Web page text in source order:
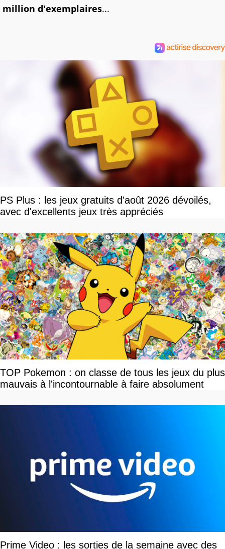
million d'exemplaires...
PS Plus : les jeux gratuits d'août 2026 dévoilés,
avec d'excellents jeux très appréciés
TOP Pokemon : on classe de tous les jeux du plus
mauvais à l'incontournable à faire absolument
Prime Video : les sorties de la semaine avec des